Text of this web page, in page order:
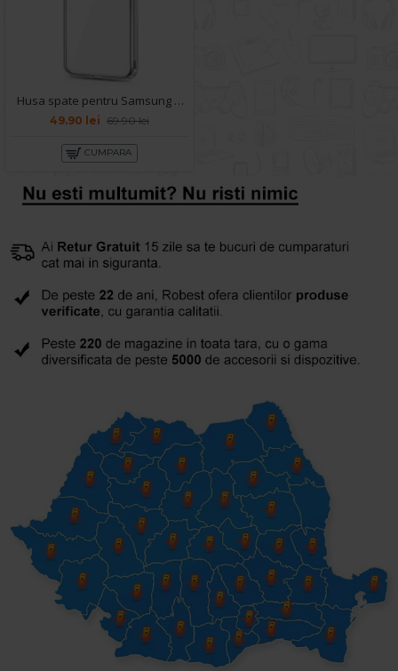
Husa spate pentru Samsung Galaxy A05 - Protect+
49.90 lei 69.90 lei
CUMPARA